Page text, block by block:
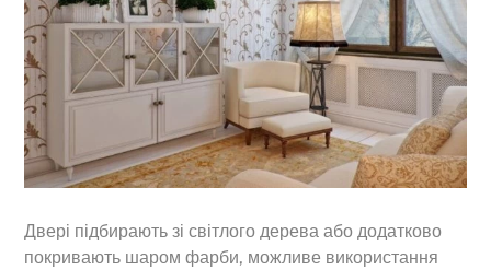
Двері підбирають зі світлого дерева або додатково
покривають шаром фарби, можливе використання